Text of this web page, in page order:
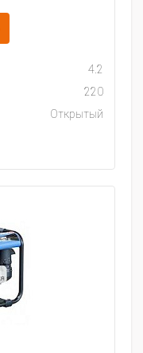
4.2
220
Открытый